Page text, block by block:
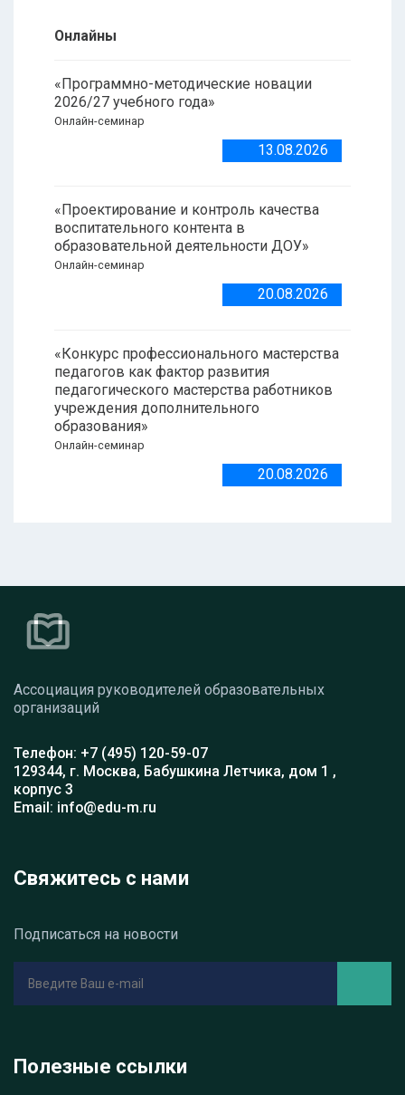
Онлайны
«Программно-методические новации
2026/27 учебного года»
Онлайн-семинар
13.08.2026
«Проектирование и контроль качества
воспитательного контента в
образовательной деятельности ДОУ»
Онлайн-семинар
20.08.2026
«Конкурс профессионального мастерства
педагогов как фактор развития
педагогического мастерства работников
учреждения дополнительного
образования»
Онлайн-семинар
20.08.2026
Ассоциация руководителей образовательных
организаций
Телефон: +7 (495) 120-59-07
129344, г. Москва, Бабушкина Летчика, дом 1 ,
корпус 3
Email: info@edu-m.ru
Свяжитесь с нами
Подписаться на новости
Полезные ссылки